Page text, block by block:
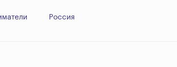
Россия